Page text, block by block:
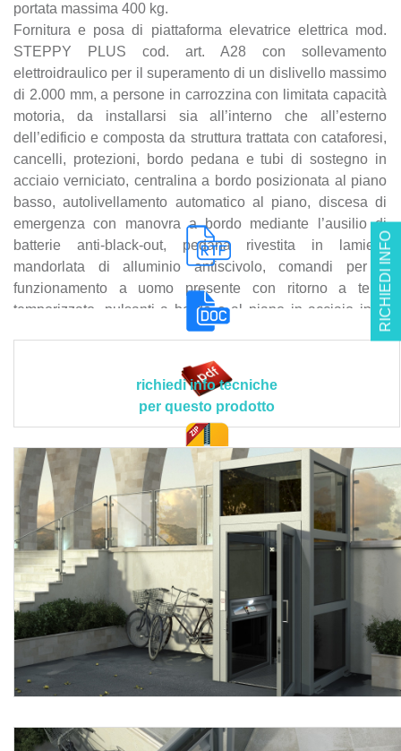
RICHIEDI INFO
portata massima 400 kg.
Fornitura e posa di piattaforma elevatrice elettrica mod.
STEPPY PLUS cod. art. A28 con sollevamento
elettroidraulico per il superamento di un dislivello massimo
di 2.000 mm, a persone in carrozzina con limitata capacità
motoria, da installarsi sia all’interno che all’esterno
dell’edificio e composta da struttura trattata con cataforesi,
cancelli, protezioni, bordo pedana e tubi di sostegno in
acciaio verniciato, centralina a bordo posizionata al piano
basso, autolivellamento automatico al piano, discesa di
emergenza con manovra a bordo mediante l’ausilio di
batterie anti-black-out, pedana rivestita in lamiera
mandorlata di alluminio antiscivolo, comandi per il
funzionamento a uomo presente con ritorno a terra
temporizzato, pulsanti a bordo e al piano in acciaio inox
antivandalo 50x50 con retro-illuminazione ed indicazione
automatica, protezioni a bordo in lamierino forato sorretto
da tubo con diametro da 35 mm, protezione al piano basso
e alto con porta o cancello ad anta ad apertura manuale,
serrature di tipo elettrico, doppio controllo di chiusura della
porta con serratura completa di microinterruttore di
sicurezza non manomissibile, valvola di controllo della
velocità di discesa, valvola paracadute integrata nel
cilindro, valvola di non ritorno, limitatore di pressione sul
circuito idraulico, sblocco manuale delle porte con chiave
triangolare, fossa meccanica manuale artificiale, chiave
estraibile sui comandi di piano e di bordo, circuito
ausiliario a 24 Vcc, pulsantiera di bordo e di piano
completa di chiave per abilitazione chiamata, discesa
manuale di emergenza in caso di blackout, sbloccaggio di
emergenza delle porte dall’esterno tramite apposita
chiave.
e applicative peculiari > corsa: 800, 1.600 e 2.000 mm con
doc. tec.
richiedi info tecniche
per questo prodotto